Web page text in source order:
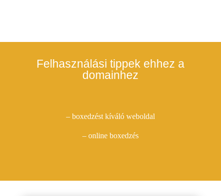
Felhasználási tippek ehhez a
domainhez
– boxedzést kíváló weboldal
– online boxedzés